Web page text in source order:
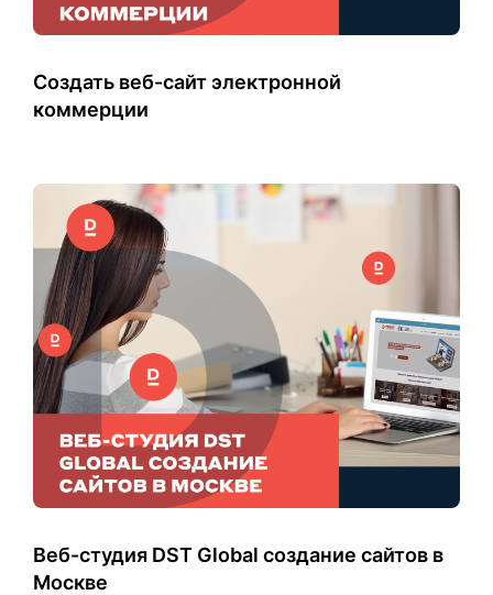
Создать веб-сайт электронной
коммерции
​Веб-студия DST Global создание сайтов в
Москве